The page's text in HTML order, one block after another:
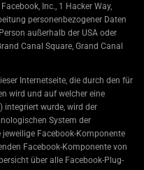
Inc., 1 Hacker Way,
personenbezogener Daten
außerhalb der USA oder
Canal Square, Grand Canal
Internetseite, die durch den für
wird und auf welcher eine
integriert wurde, wird der
System der
Facebook-Komponente
Facebook-Komponente von
über alle Facebook-Plug-